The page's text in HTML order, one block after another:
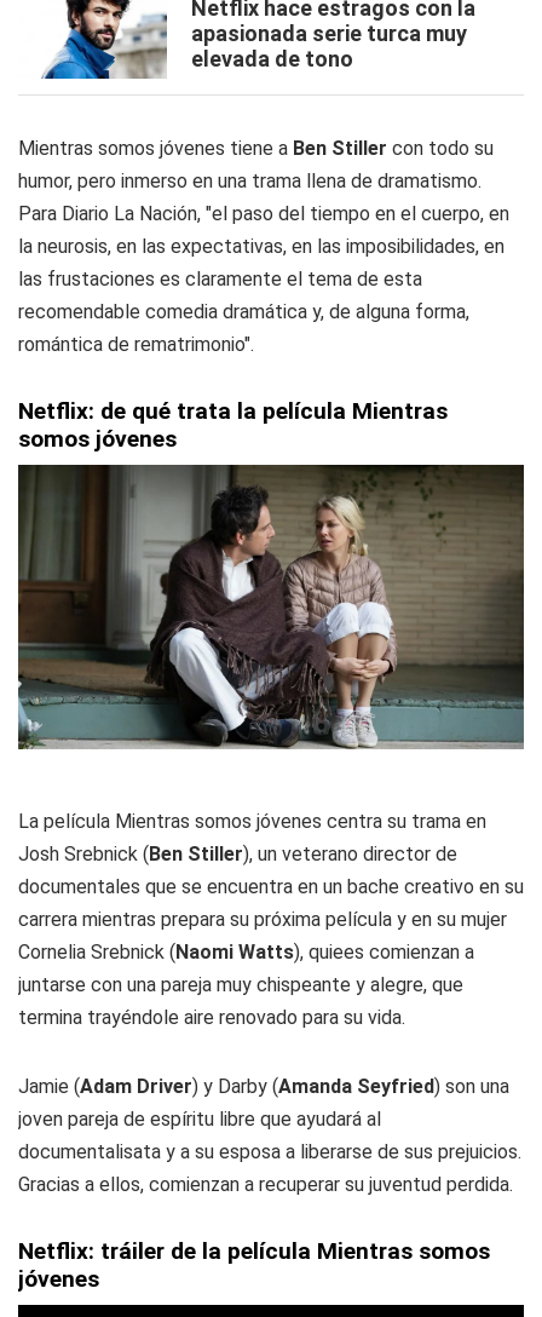
Netflix hace estragos con la
apasionada serie turca muy
elevada de tono
Mientras somos jóvenes tiene a Ben Stiller con todo su
humor, pero inmerso en una trama llena de dramatismo.
Para Diario La Nación, "el paso del tiempo en el cuerpo, en
la neurosis, en las expectativas, en las imposibilidades, en
las frustaciones es claramente el tema de esta
recomendable comedia dramática y, de alguna forma,
romántica de rematrimonio".
Netflix: de qué trata la película Mientras
somos jóvenes
La película Mientras somos jóvenes centra su trama en
Josh Srebnick ( Ben Stiller), un veterano director de
documentales que se encuentra en un bache creativo en su
carrera mientras prepara su próxima película y en su mujer
Cornelia Srebnick ( Naomi Watts), quiees comienzan a
juntarse con una pareja muy chispeante y alegre, que
termina trayéndole aire renovado para su vida.
Jamie (Adam Driver) y Darby (Amanda Seyfried) son una
joven pareja de espíritu libre que ayudará al
documentalisata y a su esposa a liberarse de sus prejuicios.
Gracias a ellos, comienzan a recuperar su juventud perdida.
Netflix: tráiler de la película Mientras somos
jóvenes